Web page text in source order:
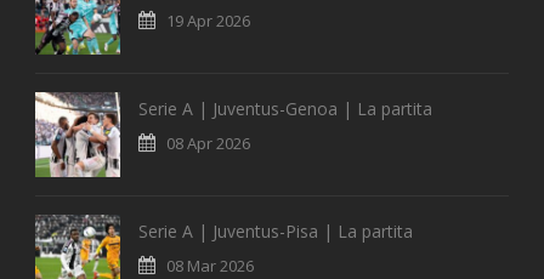
19 Apr 2026
Serie A | Juventus-Genoa | La partita
08 Apr 2026
Serie A | Juventus-Pisa | La partita
08 Mar 2026